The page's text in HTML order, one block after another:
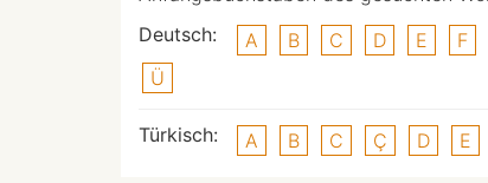
Deutsch:
A B C D E F
Ü
Türkisch: A B C Ç D E